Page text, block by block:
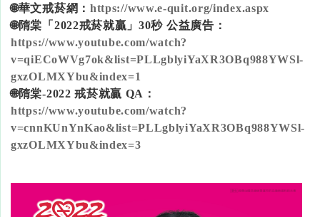
🌐華文戒菸網： https://www.e-quit.org/index.aspx
🌐隋棠「2022戒菸就贏」30秒 公益廣告：
https://www.youtube.com/watch?
v=qiECoWVg7ok&list=PLLgblyiYaXR3OBq988YWSl-
gxzOLMXYbu&index=1
🌐隋棠-2022 戒菸就贏 QA：
https://www.youtube.com/watch?
v=cnnKUnYnKao&list=PLLgblyiYaXR3OBq988YWSl-
gxzOLMXYbu&index=3